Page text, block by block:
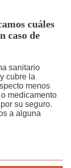
cuáles
caso de
sanitario
cubre la
menos
medicamento
su seguro.
a alguna